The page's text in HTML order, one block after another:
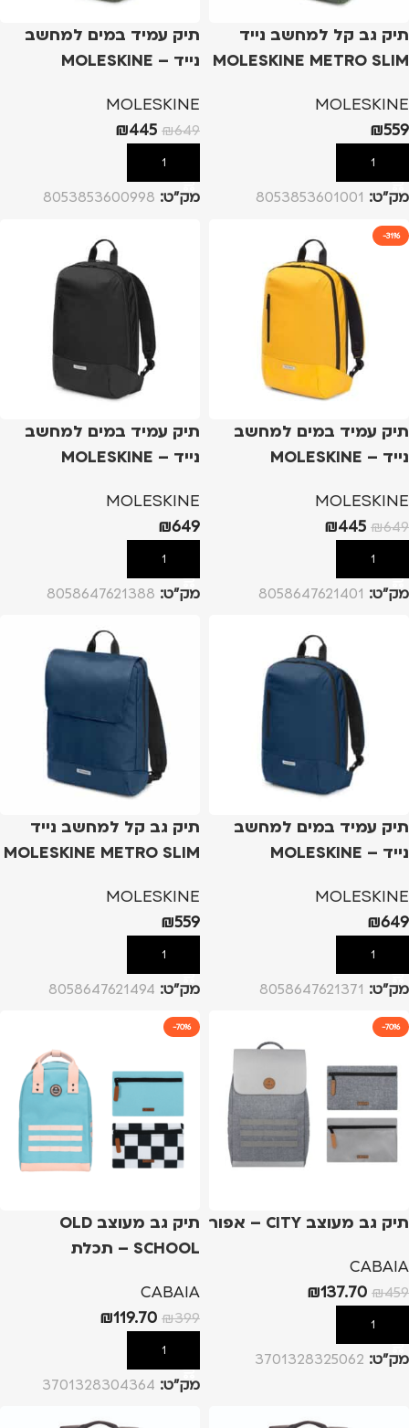
תיק גב קל למחשב נייד
MOLESKINE METRO SLIM
MOLESKINE
₪559
הוספה לסל
מק”ט: 8053853601001
תיק עמיד במים למחשב
נייד – MOLESKINE
כהה
MOLESKINE
₪649
₪445
הוספה לסל
מק”ט: 8053853600998
-31%
תיק עמיד במים למחשב
נייד – MOLESKINE
MOLESKINE
₪649
₪445
הוספה לסל
מק”ט: 8058647621401
תיק עמיד במים למחשב
נייד – MOLESKINE
MOLESKINE
₪649
הוספה לסל
מק”ט: 8058647621388
תיק עמיד במים למחשב
נייד – MOLESKINE
כהה
MOLESKINE
₪649
הוספה לסל
מק”ט: 8058647621371
תיק גב קל למחשב נייד
MOLESKINE METRO SLIM
MOLESKINE
₪559
הוספה לסל
מק”ט: 8058647621494
-70%
תיק גב מעוצב CITY – אפור
CABAIA
₪459
₪137.70
הוספה לסל
מק”ט: 3701328325062
-70%
תיק גב מעוצב OLD
SCHOOL – תכלת
CABAIA
₪399
₪119.70
הוספה לסל
מק”ט: 3701328304364